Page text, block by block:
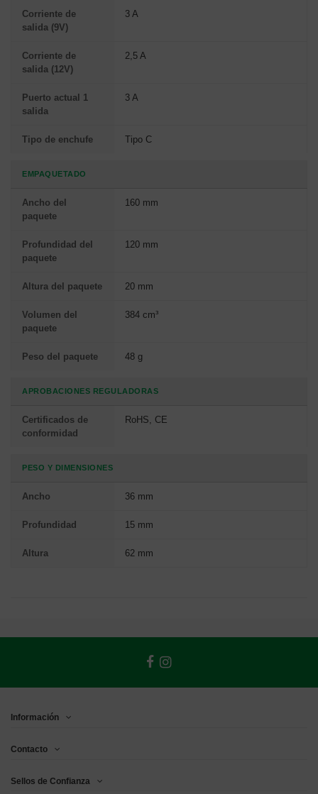
Corriente de
salida (9V)
3 A
Corriente de
salida (12V)
2,5 A
Puerto actual 1
salida
3 A
Tipo de enchufe Tipo C
EMPAQUETADO
Ancho del
paquete
160 mm
Profundidad del
paquete
120 mm
Altura del paquete 20 mm
Volumen del
paquete
384 cm³
Peso del paquete 48 g
APROBACIONES REGULADORAS
Certificados de
conformidad
RoHS, CE
PESO Y DIMENSIONES
Ancho 36 mm
Profundidad 15 mm
Altura 62 mm
Información
Contacto
Sellos de Confianza